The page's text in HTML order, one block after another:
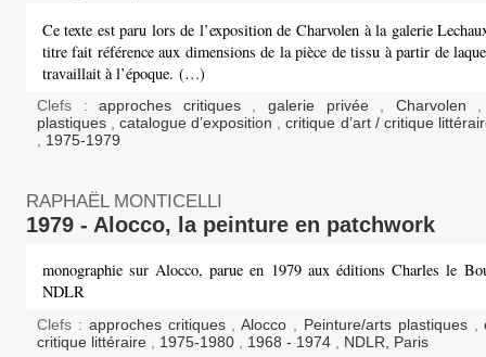
Ce texte est paru lors de l’exposition de Charvolen à la galerie
titre fait référence aux dimensions de la pièce de tissu à partir de
travaillait à l’époque. (…)
Clefs : approches critiques ,galerie privée , Charvolen
plastiques ,catalogue d’exposition ,critique d’art / critique
, 1975-1979
RAPHAËL MONTICELLI
1979 - Alocco, la peinture en patchwork
monographie sur Alocco, parue en 1979 aux éditions Charles le
NDLR
Clefs : approches critiques ,Alocco Peinture/arts plastiques ,
critique littéraire
1975-1980 1968 - 1974 NDLR, Paris